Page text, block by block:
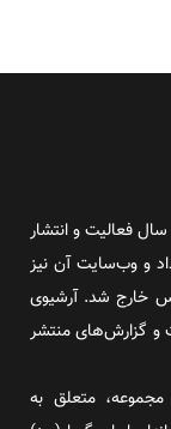
روز آنلاین روزنامه‌ای اینترنتی بود که پس از طول ۱۲ سال فعالیت و انتشار
پایان داد و وب‌سایت آن نیز
خارج شد. آرشیوی
و گزارش‌های منتشر
متعلق به